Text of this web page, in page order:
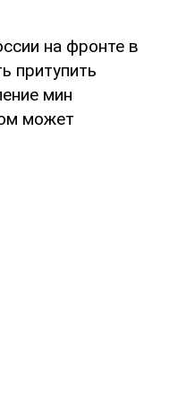
на фронте в
притупить
мин
может